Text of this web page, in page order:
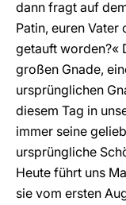
dann fragt auf
Patin, euren Vater
getauft worden?«
großen Gnade,
ursprünglichen
diesem Tag in
immer seine
ursprüngliche
Heute führt uns
sie vom ersten